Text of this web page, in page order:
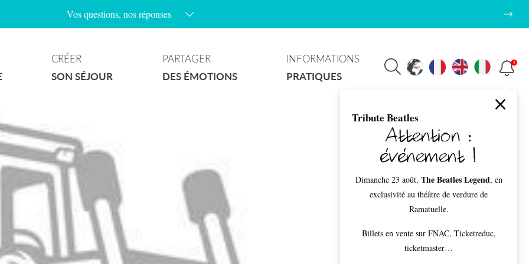
Vos questions, nos réponses
Les chiens sont-ils admis sur les plages ?
Y’a t’il des plages naturistes à Ramatuelle ?
Les plages sont-elles surveillées ?
Quelles randonnées puis-je faire à Ramatuelle ?
Y’a-t-il un wifi gratuit au village ?
Que faire quand il pleut ?
CRÉER
SON SÉJOUR
PARTAGER
DES ÉMOTIONS
INFORMATIONS
PRATIQUES
1
Tribute Beatles
Attention :
événement !
Dimanche 23 août, The Beatles Legend, en
exclusivité au théâtre de verdure de
Ramatuelle.
Billets en vente sur FNAC, Ticketreduc,
ticketmaster…